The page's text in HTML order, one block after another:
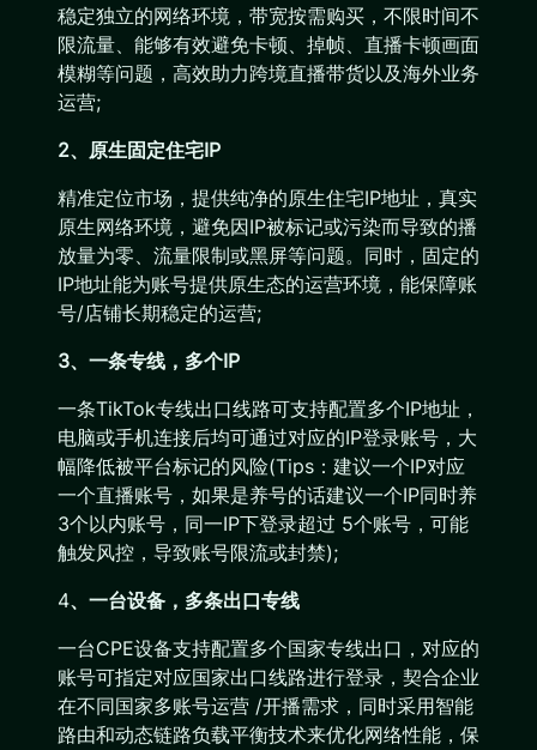
稳定独立的网络环境，带宽按需购买，不限时间不
限流量、能够有效避免卡顿、掉帧、直播卡顿画面
模糊等问题，高效助力跨境直播带货以及海外业务
运营;
2、原生固定住宅IP
精准定位市场，提供纯净的原生住宅IP地址，真实
原生网络环境，避免因IP被标记或污染而导致的播
放量为零、流量限制或黑屏等问题。同时，固定的
IP地址能为账号提供原生态的运营环境，能保障账
号/店铺长期稳定的运营;
3、一条专线，多个IP
一条TikTok专线出口线路可支持配置多个IP地址，
电脑或手机连接后均可通过对应的IP登录账号，大
幅降低被平台标记的风险(Tips：建议一个IP对应
一个直播账号，如果是养号的话建议一个IP同时养
3个以内账号，同一IP下登录超过 5个账号，可能
触发风控，导致账号限流或封禁);
4、一台设备，多条出口专线
一台CPE设备支持配置多个国家专线出口，对应的
账号可指定对应国家出口线路进行登录，契合企业
在不同国家多账号运营 /开播需求，同时采用智能
路由和动态链路负载平衡技术来优化网络性能，保